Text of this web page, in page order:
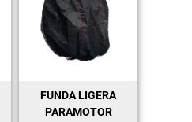
FUNDA LIGERA
PARAMOTOR